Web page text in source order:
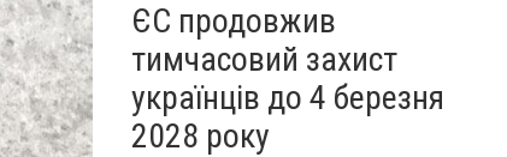
ЄС продовжив
тимчасовий захист
українців до 4 березня
2028 року